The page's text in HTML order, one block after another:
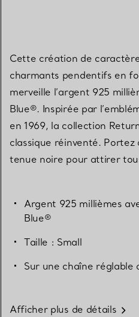
Cette création de
charmants pendentifs en
merveille l’argent 925
Blue®. Inspirée par
en 1969, la collection
classique réinventé.
tenue noire pour attirer
Argent 925 millièmes
Blue®
Taille : Small
Sur une chaîne réglable
Afficher plus de détails